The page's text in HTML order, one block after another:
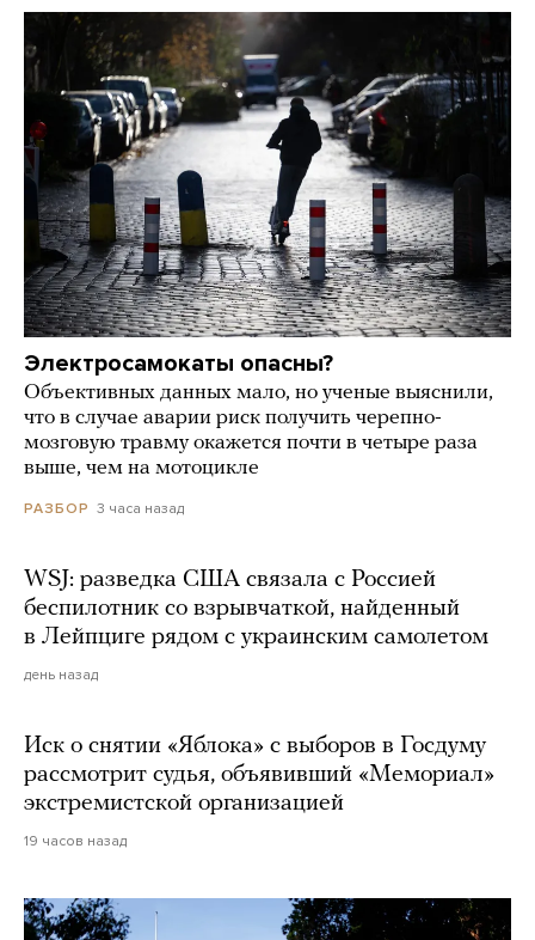
Электросамокаты опасны?
Объективных данных мало, но ученые выяснили,
что в случае аварии риск получить черепно-
мозговую травму окажется почти в четыре раза
выше, чем на мотоцикле
РАЗБОР 3 часа назад
WSJ: разведка США связала с Россией
беспилотник со взрывчаткой, найденный
в Лейпциге рядом с украинским самолетом
день назад
Иск о снятии «Яблока» с выборов в Госдуму
рассмотрит судья, объявивший «Мемориал»
экстремистской организацией
19 часов назад